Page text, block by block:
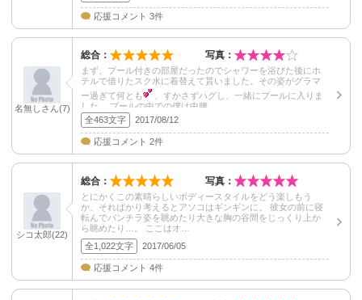
応援コメント 3件
名無しさん(7)
総合： 写真：
まず、プール付きの部屋だったのでシャワーを浴びた後にホ
テルで借りたスク水に着替えて貰いました。その姿がグラマ
ー過ぎて何とも
、すかさずハグし、一緒にプールに入りま
した。 プールの中での僕は中腰…
全463文字
2017/08/12
応援コメント 2件
シコ太郎(22)
総合： 写真：
とにかくこの素晴らしいボディースタイルをどう楽しもう
か、そればかり考えるとアソコはギンギンに。 彼女の前に寝
転んでパンチラ姿を眺めたり大きな胸の谷間をじっくり上か
ら眺めたり…。 ここはオ…
全1,022文字
2017/06/05
応援コメント 4件